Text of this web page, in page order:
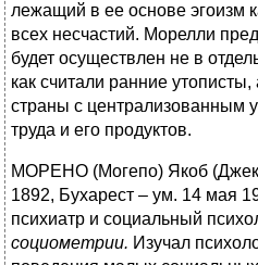
лежащий в ее основе эгоизм
всех несчастий. Морелли
будет осуществлен не в
как считали ранние
страны с централизованным
труда и его продуктов.
МОРЕНО (Могепо) Якоб
1892, Бухарест – ум. 14 мая
психиатр и социальный
социометрии. Изучал